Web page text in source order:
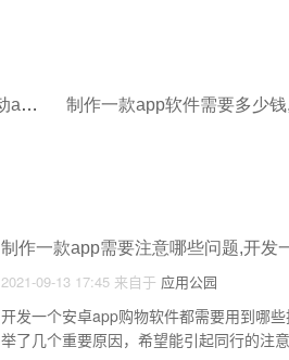
制作一款app要多少钱,开发一个移动app多少钱
制作一款app需要注意哪些问题,开发
2021-09-13 17:45 来自于 应用公园
开发一个安卓app购物软件都需要用到哪
举了几个重要原因，希望能引起同行的注